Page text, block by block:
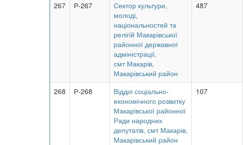
267 Р-267
Сектор культури,
молоді,
національностей та
релігій Макарівської
районної державної
адміністрації,
смт Макарів,
Макарівський район
487
268 Р-268
Відділ соціально-
економічного розвитку
Макарівської районної
Ради народних
депутатів, смт Макарів,
Макарівський район
107